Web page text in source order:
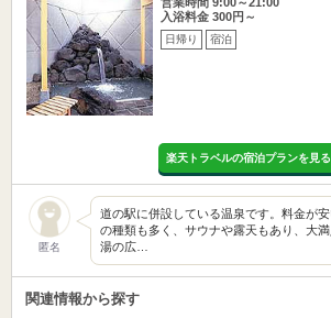
入浴料金 300円～
日帰り 宿泊
楽天トラベルの宿泊プランを見る
匿名
道の駅に併設している温泉です。料金が
の種類も多く、サウナや露天もあり、大
湯の広…
関連情報から探す